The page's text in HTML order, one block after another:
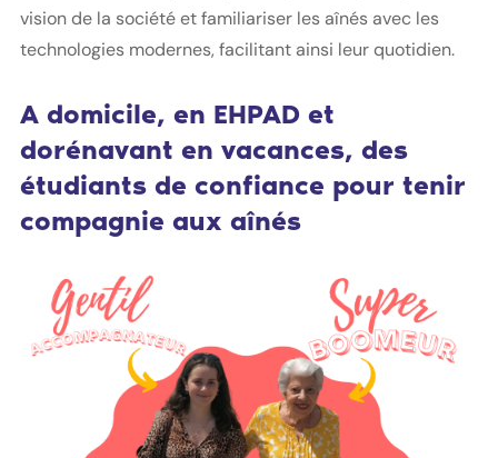
vision de la société et familiariser les aînés avec les
technologies modernes, facilitant ainsi leur quotidien.
A domicile, en EHPAD et
dorénavant en vacances, des
étudiants de confiance pour tenir
compagnie aux aînés